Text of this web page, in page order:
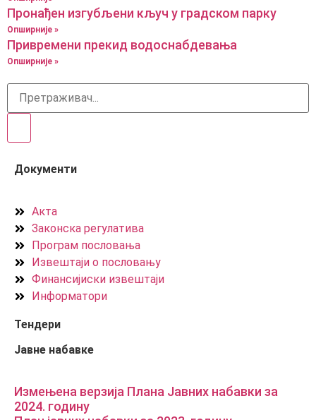
Пронађен изгубљени кључ у градском парку
Опширније »
Привремени прекид водоснабдевања
Опширније »
Документи
Акта
Законска регулатива
Програм пословања
Извештаји о пословању
Финансијиски извештаји
Информатори
Тендери
Јавне набавке
Измењенa верзијa Плана Јавних набавки за
2024. годину